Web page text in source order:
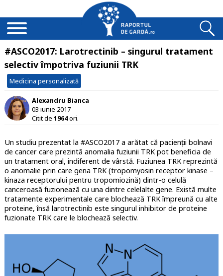
#ASCO2017: Larotrectinib – singurul tratament
selectiv împotriva fuziunii TRK
Medicina personalizată
Alexandru Bianca
03 iunie 2017
Citit de 1964ori.
Un studiu prezentat la #ASCO2017 a arătat că pacienții bolnavi
de cancer care prezintă anomalia fuziunii TRK pot beneficia de
un tratament oral, indiferent de vârstă. Fuziunea TRK reprezintă
o anomalie prin care gena TRK (tropomyosin receptor kinase –
kinaza receptorului pentru tropomiozină) dintr-o celulă
canceroasă fuzionează cu una dintre celelalte gene. Există multe
tratamente experimentale care blochează TRK împreună cu alte
proteine, însă larotrectinib este singurul inhibitor de proteine
fuzionate TRK care le blochează selectiv.